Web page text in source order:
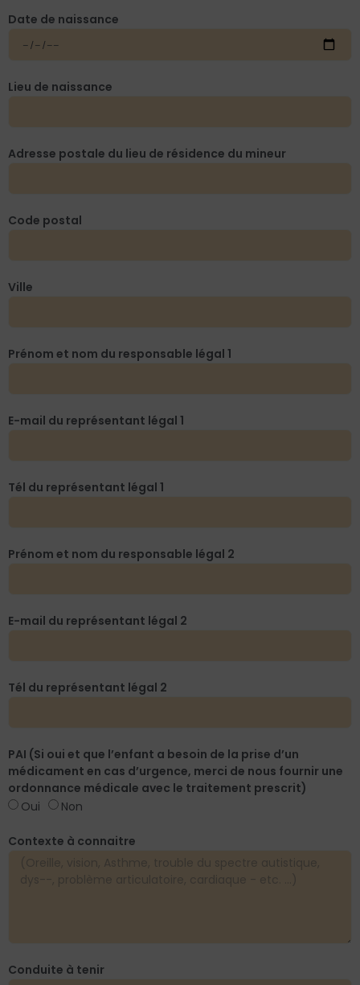
Date de naissance
Lieu de naissance
Adresse postale du lieu de résidence du mineur
Code postal
Ville
Prénom et nom du responsable légal 1
E-mail du représentant légal 1
Tél du représentant légal 1
Prénom et nom du responsable légal 2
E-mail du représentant légal 2
Tél du représentant légal 2
PAI (Si oui et que l’enfant a besoin de la prise d’un
médicament en cas d’urgence, merci de nous fournir une
ordonnance médicale avec le traitement prescrit)
Oui
Non
Contexte à connaitre
Conduite à tenir